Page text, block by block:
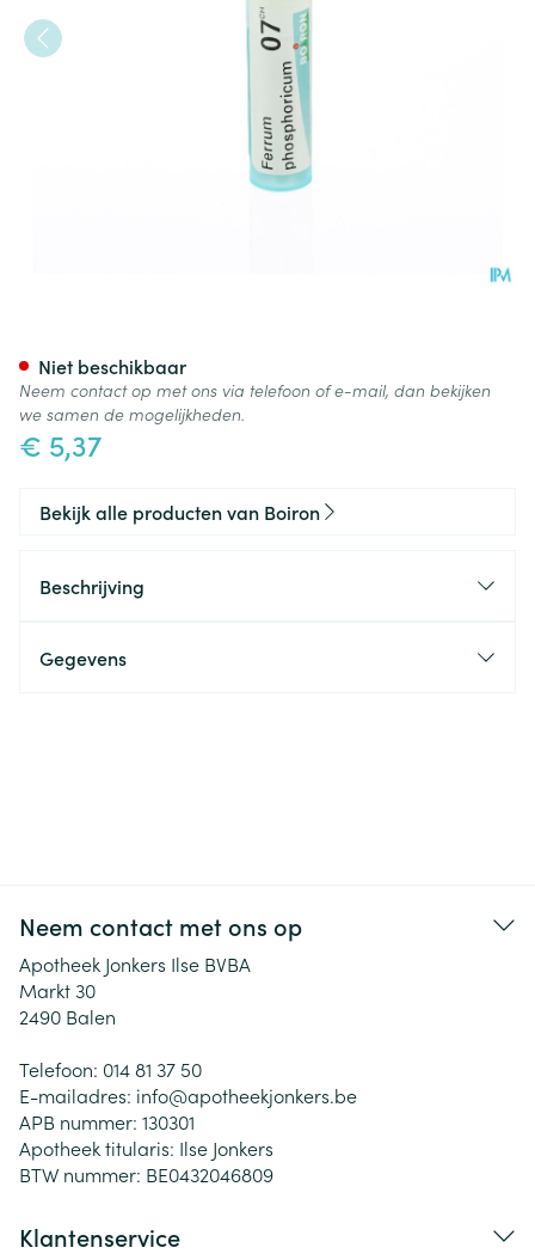
€ 5,37
Niet beschikbaar
Neem contact op met ons via telefoon of e-mail, dan bekijken
we samen de mogelijkheden.
Bekijk alle producten van Boiron
Beschrijving
Gegevens
Neem contact met ons op
Apotheek Jonkers Ilse BVBA
Markt 30
2490 Balen
Telefoon: 014 81 37 50
E-mailadres: info@apotheekjonkers.be
APB nummer: 130301
Apotheek titularis: Ilse Jonkers
BTW nummer: BE0432046809
Klantenservice